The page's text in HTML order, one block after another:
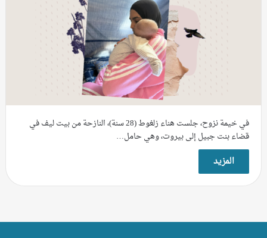
في خيمة نزوح، جلست هناء زلغوط (28 سنة)، النازحة من بيت ليف في
قضاء بنت جبيل إلى بيروت، وهي حامل…
المزيد